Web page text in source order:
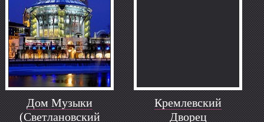
Дом Музыки
(Светлановский
Кремлевский
Дворец